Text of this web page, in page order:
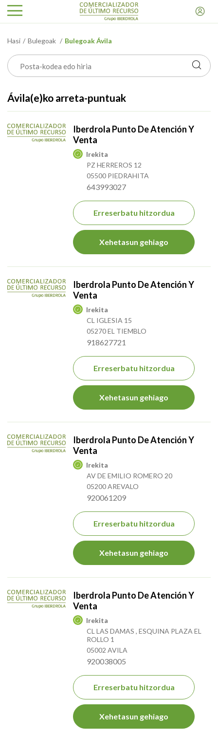
Hasi Bulegoak Bulegoak Ávila
Ávila(e)ko arreta-puntuak
Iberdrola Punto De Atención Y
Venta
Irekita
PZ HERREROS 12
05500 PIEDRAHITA
643993027
Erreserbatu hitzordua
Xehetasun gehiago
Iberdrola Punto De Atención Y
Venta
Irekita
CL IGLESIA 15
05270 EL TIEMBLO
918627721
Erreserbatu hitzordua
Xehetasun gehiago
Iberdrola Punto De Atención Y
Venta
Irekita
AV DE EMILIO ROMERO 20
05200 AREVALO
920061209
Erreserbatu hitzordua
Xehetasun gehiago
Iberdrola Punto De Atención Y
Venta
Irekita
CL LAS DAMAS , ESQUINA PLAZA EL
ROLLO 1
05002 AVILA
920038005
Erreserbatu hitzordua
Xehetasun gehiago